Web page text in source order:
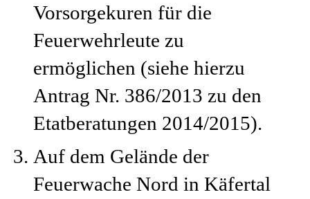
Vorsorgekuren für die
Feuerwehrleute zu
ermöglichen (siehe hierzu
Antrag Nr. 386/2013 zu den
Etatberatungen 2014/2015).
Auf dem Gelände der
Feuerwache Nord in Käfertal